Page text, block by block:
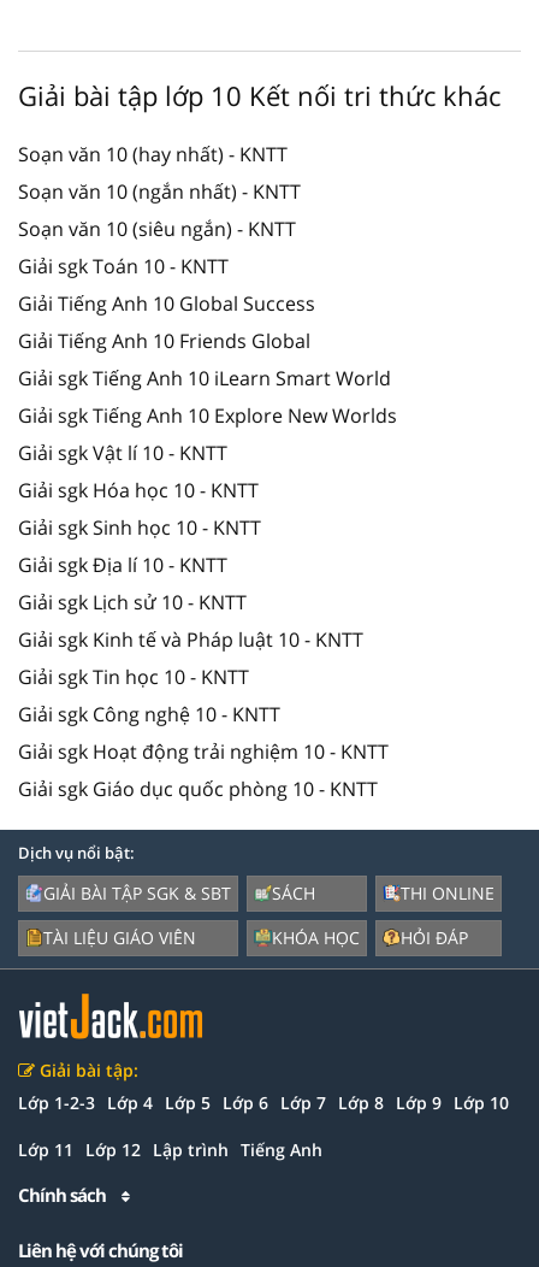
Giải bài tập lớp 10 Kết nối tri thức khác
Soạn văn 10 (hay nhất) - KNTT
Soạn văn 10 (ngắn nhất) - KNTT
Soạn văn 10 (siêu ngắn) - KNTT
Giải sgk Toán 10 - KNTT
Giải Tiếng Anh 10 Global Success
Giải Tiếng Anh 10 Friends Global
Giải sgk Tiếng Anh 10 iLearn Smart World
Giải sgk Tiếng Anh 10 Explore New Worlds
Giải sgk Vật lí 10 - KNTT
Giải sgk Hóa học 10 - KNTT
Giải sgk Sinh học 10 - KNTT
Giải sgk Địa lí 10 - KNTT
Giải sgk Lịch sử 10 - KNTT
Giải sgk Kinh tế và Pháp luật 10 - KNTT
Giải sgk Tin học 10 - KNTT
Giải sgk Công nghệ 10 - KNTT
Giải sgk Hoạt động trải nghiệm 10 - KNTT
Giải sgk Giáo dục quốc phòng 10 - KNTT
Dịch vụ nổi bật:
GIẢI BÀI TẬP SGK & SBT
TÀI LIỆU GIÁO VIÊN
SÁCH
KHÓA HỌC
THI ONLINE
HỎI ĐÁP
Giải bài tập:
Lớp 1-2-3 Lớp 4 Lớp 5 Lớp 6 Lớp 7 Lớp 8 Lớp 9 Lớp 10
Lớp 11 Lớp 12 Lập trình Tiếng Anh
Chính sách
Liên hệ với chúng tôi